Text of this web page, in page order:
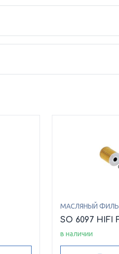
МАСЛЯНЫЙ
SO 6097 HIFI
в наличии